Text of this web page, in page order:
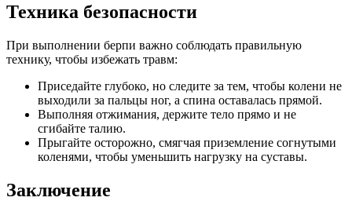
Техника безопасности
При выполнении берпи важно соблюдать правильную
технику, чтобы избежать травм:
Приседайте глубоко, но следите за тем, чтобы колени не
выходили за пальцы ног, а спина оставалась прямой.
Выполняя отжимания, держите тело прямо и не
сгибайте талию.
Прыгайте осторожно, смягчая приземление согнутыми
коленями, чтобы уменьшить нагрузку на суставы.
Заключение